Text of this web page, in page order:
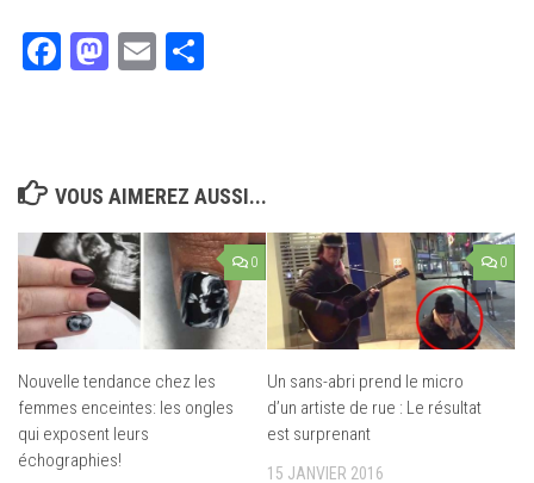
Facebook
Mastodon
Email
VOUS AIMEREZ AUSSI...
0
Nouvelle tendance chez les
femmes enceintes: les ongles
qui exposent leurs
échographies!
0
Un sans-abri prend le micro
d’un artiste de rue : Le résultat
est surprenant
15 JANVIER 2016